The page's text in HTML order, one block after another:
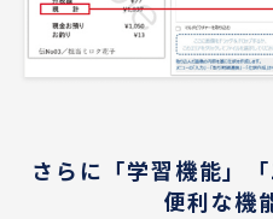
さらに「学習機能」
便利な機